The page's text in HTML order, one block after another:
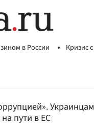
в России Кризис
Украинцам
пути в ЕС